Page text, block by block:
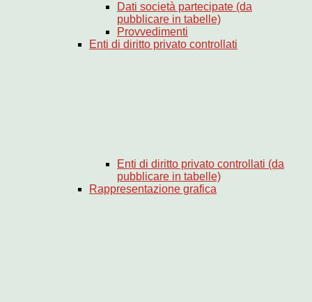
Dati società partecipate (da
pubblicare in tabelle)
Provvedimenti
Enti di diritto privato controllati
Enti di diritto privato controllati (da
pubblicare in tabelle)
Rappresentazione grafica